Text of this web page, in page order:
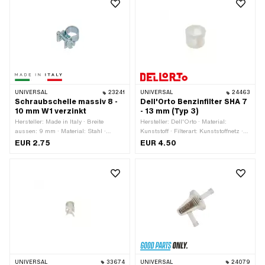
UNIVERSAL 23241
Schraubschelle massiv 8 -
10 mm W1 verzinkt
Hersteller: Made in Italy · Breite
aussen: 9 mm · Material: Stahl ·
Oberfläche: verzinkt (blau) · Farbe:
EUR 2.75
UNIVERSAL 24463
Dell'Orto Benzinfilter SHA 7
- 13 mm (Typ 3)
Hersteller: Dell'Orto · Material:
Kunststoff · Filterart: Kunststoffnetz ·
Farbe: weiss
EUR 4.50
UNIVERSAL 33674 UNIVERSAL 24079